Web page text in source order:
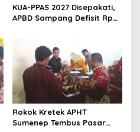
KUA-PPAS 2027 Disepakati,
APBD Sampang Defisit Rp
Rokok Kretek APHT
Sumenep Tembus Pasar